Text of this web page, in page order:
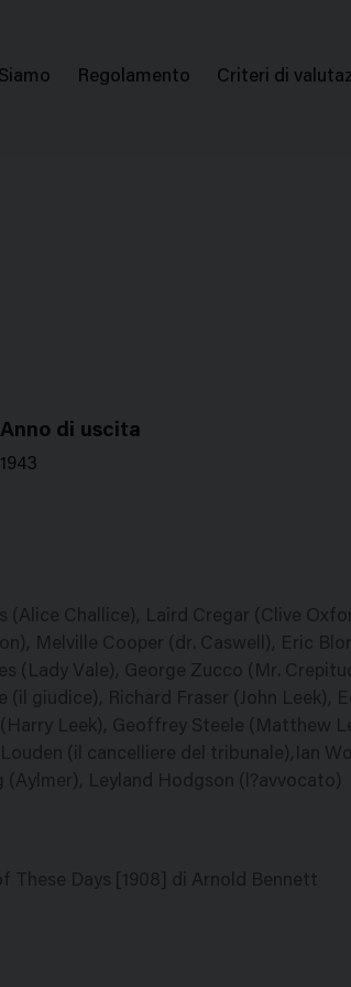
Regolamento Criteri di
Anno di uscita
1943
(Alice Challice), Laird Cregar (Clive
Melville Cooper (dr. Caswell), Eric
(Lady Vale), George Zucco (Mr.
giudice), Richard Fraser (John Leek),
Leek), Geoffrey Steele (Matthew
(il cancelliere del tribunale),Ian
Leyland Hodgson (l?avvocato)
These Days [1908] di Arnold Bennett